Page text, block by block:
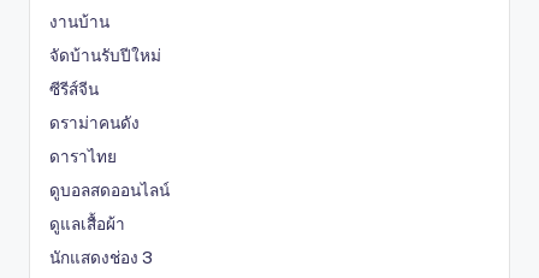
งานบ้าน
จัดบ้านรับปีใหม่
ซีรีส์จีน
ดราม่าคนดัง
ดาราไทย
ดูบอลสดออนไลน์
ดูแลเสื้อผ้า
นักแสดงช่อง 3